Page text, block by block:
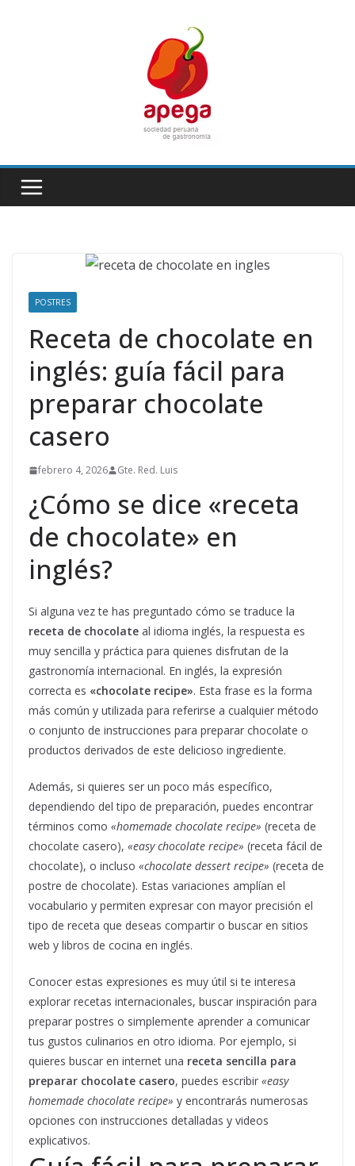
POSTRES
Receta de chocolate en
inglés: guía fácil para
preparar chocolate
casero
febrero 4, 2026 Gte. Red. Luis
¿Cómo se dice «receta
de chocolate» en
inglés?
Si alguna vez te has preguntado cómo se traduce la
receta de chocolate al idioma inglés, la respuesta es
muy sencilla y práctica para quienes disfrutan de la
gastronomía internacional. En inglés, la expresión
correcta es «chocolate recipe». Esta frase es la forma
más común y utilizada para referirse a cualquier método
o conjunto de instrucciones para preparar chocolate o
productos derivados de este delicioso ingrediente.
Además, si quieres ser un poco más específico,
dependiendo del tipo de preparación, puedes encontrar
términos como «homemade chocolate recipe» (receta de
chocolate casero), «easy chocolate recipe» (receta fácil de
chocolate), o incluso «chocolate dessert recipe» (receta de
postre de chocolate). Estas variaciones amplían el
vocabulario y permiten expresar con mayor precisión el
tipo de receta que deseas compartir o buscar en sitios
web y libros de cocina en inglés.
Conocer estas expresiones es muy útil si te interesa
explorar recetas internacionales, buscar inspiración para
preparar postres o simplemente aprender a comunicar
tus gustos culinarios en otro idioma. Por ejemplo, si
quieres buscar en internet una receta sencilla para
preparar chocolate casero, puedes escribir «easy
homemade chocolate recipe» y encontrarás numerosas
opciones con instrucciones detalladas y videos
explicativos.